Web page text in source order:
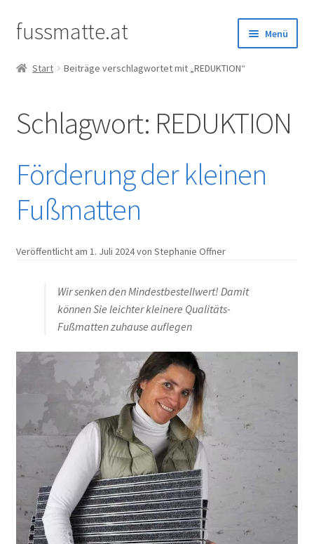
Zur
Navigation
springen
Zum
Inhalt
springen
fussmatte.at Menü
Innenbereich
Start Beiträge verschlagwortet mit „REDUKTION“
Schlagwort: REDUKTION
Förderung der kleinen
Fußmatten
Veröffentlicht am 1. Juli 2024von Stephanie Offner
Wir senken den Mindestbestellwert! Damit
können Sie leichter kleinere Qualitäts-
Fußmatten zuhause auflegen